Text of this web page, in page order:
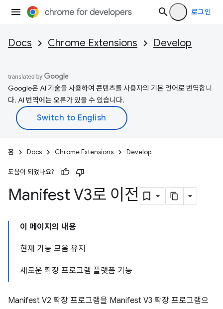
로그인
Docs Chrome Extensions Develop
Google은 AI 기술을 사용하여 콘텐츠를 사용자의 기본 언어로 번역합니
다. AI 번역에는 오류가 있을 수 있습니다.
홈 Docs Chrome Extensions Develop
도움이 되었나요?
Manifest V3로 이전
이 페이지의 내용
현재 기능 모음 유지
새로운 확장 프로그램 플랫폼 기능
Manifest V2 확장 프로그램을 Manifest V3 확장 프로그램으